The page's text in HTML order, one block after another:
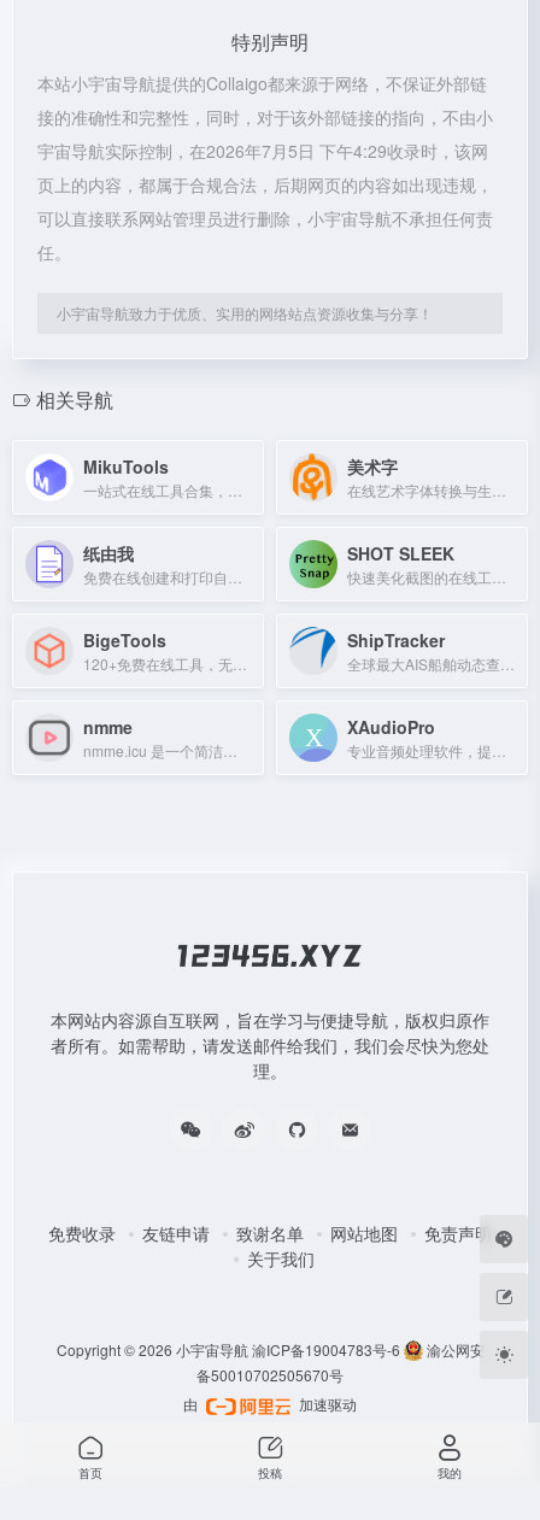
特别声明
本站小宇宙导航提供的Collaigo都来源于网络，不保证外部链
接的准确性和完整性，同时，对于该外部链接的指向，不由小
宇宙导航实际控制，在2026年7月5日 下午4:29收录时，该网
页上的内容，都属于合规合法，后期网页的内容如出现违规，
可以直接联系网站管理员进行删除，小宇宙导航不承担任何责
任。
小宇宙导航致力于优质、实用的网络站点资源收集与分享！
相关导航
MikuTools 美术字
纸由我 SHOT SLEEK
BigeTools ShipTracker
nmme XAudioPro
本网站内容源自互联网，旨在学习与便捷导航，版权归原作
者所有。如需帮助，请发送邮件给我们，我们会尽快为您处
理。
免费收录 友链申请 致谢名单 网站地图
免责声明
关于我们
Copyright © 2026 小宇宙导航 渝ICP备19004783号-6
渝公网安
备50010702505670号
由
加速驱动
首页 投稿 我的